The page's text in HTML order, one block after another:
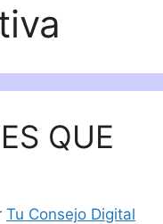
QUE
Tu Consejo Digital